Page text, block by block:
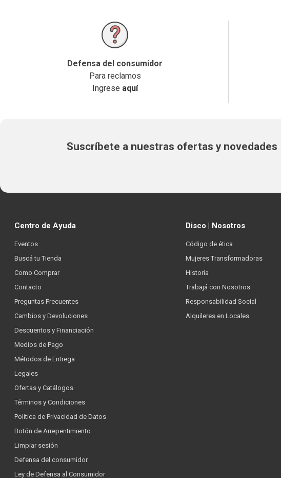
Defensa del consumidor
Para reclamos
Ingrese aquí
Suscríbete a nuestras ofertas y novedades
Centro de Ayuda
Eventos
Buscá tu Tienda
Como Comprar
Contacto
Preguntas Frecuentes
Cambios y Devoluciones
Descuentos y Financiación
Medios de Pago
Métodos de Entrega
Legales
Ofertas y Catálogos
Términos y Condiciones
Política de Privacidad de Datos
Botón de Arrepentimiento
Limpiar sesión
Defensa del consumidor
Ley de Defensa al Consumidor
Disco | Nosotros
Código de ética
Mujeres Transformadoras
Historia
Trabajá con Nosotros
Responsabilidad Social
Alquileres en Locales